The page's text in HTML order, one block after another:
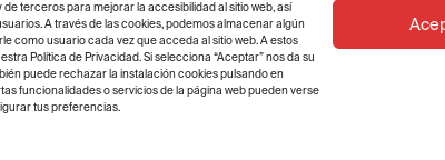
de terceros para mejorar la accesibilidad al sitio web, así
A través de las cookies, podemos almacenar algún
como usuario cada vez que acceda al sitio web. A estos
Política de Privacidad. Si selecciona “Aceptar” nos da su
puede rechazar la instalación cookies pulsando en
funcionalidades o servicios de la página web pueden verse
tus preferencias.
Av. de Andalucía, 1, 41007
Sevilla